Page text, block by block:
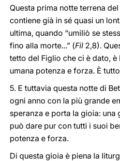
Questa prima notte terrena
contiene già in sé quasi un
ultima, quando “umiliò se
fino alla morte...” (Fil 2,8).
tetto del Figlio che ci è dato,
umana potenza e forza. È
5. E tuttavia questa notte di
ogni anno con la più grande
speranza e porta la gioia:
può dare pur con tutti i suoi
potenza e forza.
Di questa gioia è piena la